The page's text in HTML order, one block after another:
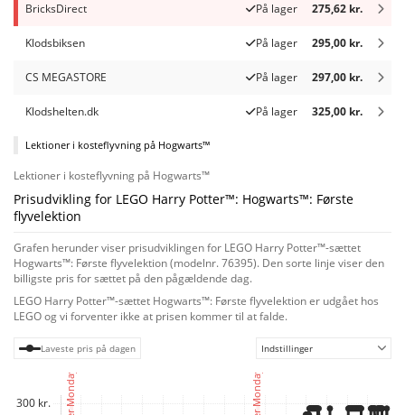
BricksDirect På lager 275,62 kr.
Klodsbiksen På lager 295,00 kr.
CS MEGASTORE På lager 297,00 kr.
Klodshelten.dk På lager 325,00 kr.
Lektioner i kosteflyvning på Hogwarts™
Lektioner i kosteflyvning på Hogwarts™
Prisudvikling for LEGO Harry Potter™: Hogwarts™: Første
flyvelektion
Grafen herunder viser prisudviklingen for LEGO Harry Potter™-sættet
Hogwarts™: Første flyvelektion (modelnr. 76395). Den sorte linje viser den
billigste pris for sættet på den pågældende dag.
LEGO Harry Potter™-sættet Hogwarts™: Første flyvelektion er udgået hos
LEGO og vi forventer ikke at prisen kommer til at falde.
Laveste pris på dagen Indstillinger